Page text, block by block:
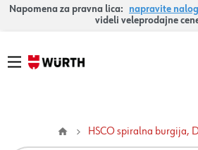
Napomena za pravna lica: napravite nalog
videli veleprodajne
HSCO spiralna burgija,